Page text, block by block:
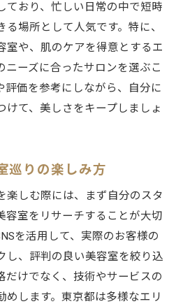
ており、忙しい日常の中で短時
場所として人気です。特に、
室や、肌のケアを得意とするエ
ニーズに合ったサロンを選ぶこ
評価を参考にしながら、自分に
けて、美しさをキープしましょ
巡りの楽しみ方
楽しむ際には、まず自分のスタ
容室をリサーチすることが大切
を活用して、実際のお客様の
し、評判の良い美容室を絞り込
だけでなく、技術やサービスの
めします。東京都は多様なエリ